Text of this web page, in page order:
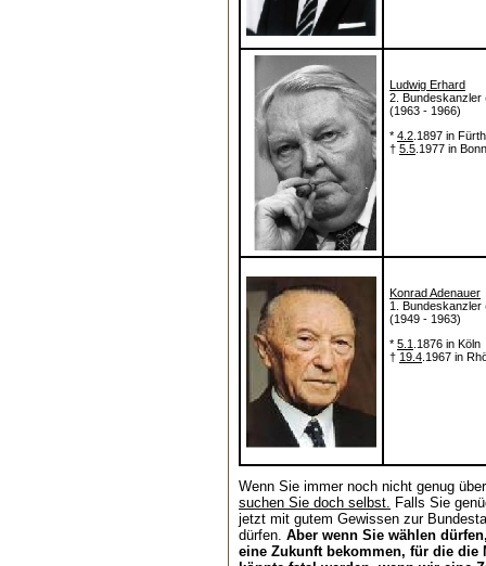
Ludwig Erhard
2. Bundeskanzler
(1963 - 1966)
* 4.2 .1897 in Fürth
† 5.5 .1977 in Bonn
Konrad Adenauer
1. Bundeskanzler
(1949 - 1963)
* 5.1 .1876 in Köln
† 19.4 .1967 in
Wenn Sie immer noch nicht genug
suchen Sie doch selbst. Falls Sie
jetzt mit gutem Gewissen zur
dürfen. Aber wenn Sie wählen
eine Zukunft bekommen, für die die